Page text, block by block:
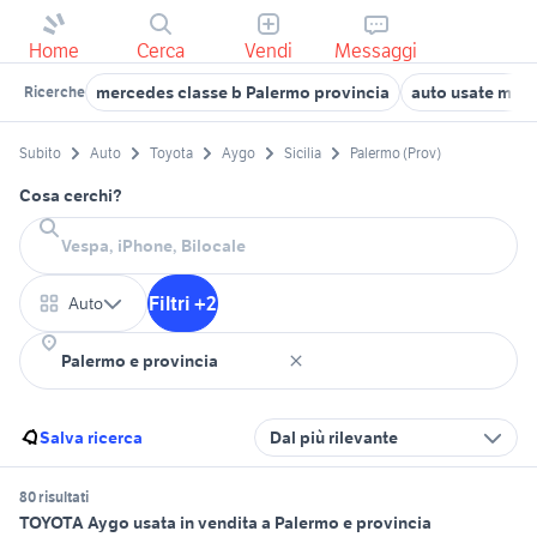
Home Cerca Vendi Messaggi
Ricerche mercedes classe b Palermo provincia auto usate
Subito Auto Toyota Aygo Sicilia Palermo (Prov)
Cosa cerchi?
Auto Filtri +2
Salva ricerca Dal più rilevante
80 risultati
TOYOTA Aygo usata in vendita a Palermo e provincia